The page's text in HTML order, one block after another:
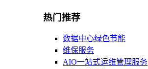
热门推荐
数据中心绿色节能
维保服务
AIO一站式运维管理服务